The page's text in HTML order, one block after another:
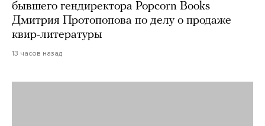
бывшего гендиректора Popcorn Books
Дмитрия Протопопова по делу о продаже
квир-литературы
13 часов назад